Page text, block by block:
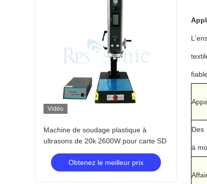
Vidéo
Machine de soudage plastique à
ultrasons de 20k 2600W pour carte SD
Obtenez le meilleur prix
à